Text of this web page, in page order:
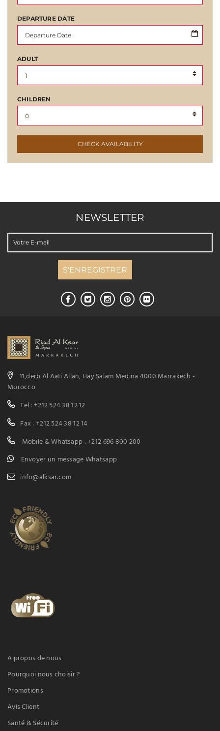
DEPARTURE DATE
ADULT
CHILDREN
CHECK AVAILABILITY
NEWSLETTER
11,derb Al Aati Allah, Hay Salam Medina 4000 Marrakech -
Morocco
Tel : +212 524 38 12 12
Fax : +212 524 38 12 14
Mobile & Whatsapp : +212 696 800 200
Envoyer un message Whatsapp
info@alksar.com
A propos de nous
Pourquoi nous choisir ?
Promotions
Avis Client
Santé & Sécurité